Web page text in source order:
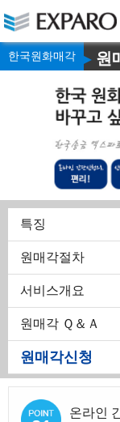
한국원화매각 ▶원
특징
원매각절차
서비스개요
원매각 Ｑ＆Ａ
원매각신청
온라인